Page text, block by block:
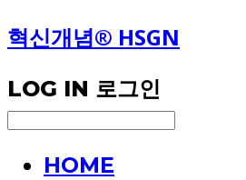
혁신개념® HSGN
LOG IN 로그인
HOME